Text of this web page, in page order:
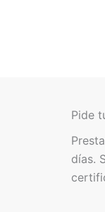
Pide
días.